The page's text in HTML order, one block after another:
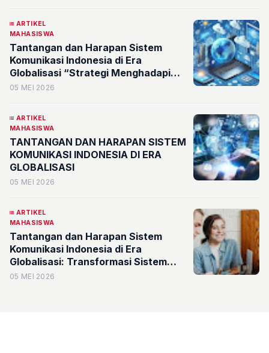
ARTIKEL
MAHASISWA
Tantangan dan Harapan Sistem
Komunikasi Indonesia di Era
Globalisasi “Strategi Menghadapi
Tantangan Globalisasi dalam Sistem
05 MEI 2026
ARTIKEL
MAHASISWA
TANTANGAN DAN HARAPAN SISTEM
KOMUNIKASI INDONESIA DI ERA
GLOBALISASI
05 MEI 2026
ARTIKEL
MAHASISWA
Tantangan dan Harapan Sistem
Komunikasi Indonesia di Era
Globalisasi: Transformasi Sistem
Komunikasi Indonesia di Era
05 MEI 2026